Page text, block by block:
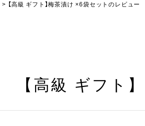
【高級 ギフト】梅茶漬け ×6袋セットのレビュー
【高級 ギフト